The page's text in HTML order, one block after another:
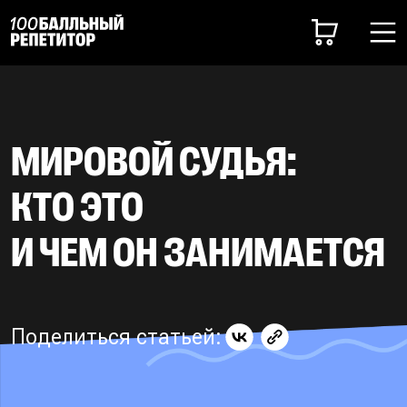
МИРОВОЙ СУДЬЯ:
КТО ЭТО
И ЧЕМ ОН ЗАНИМАЕТСЯ
Поделиться статьей: